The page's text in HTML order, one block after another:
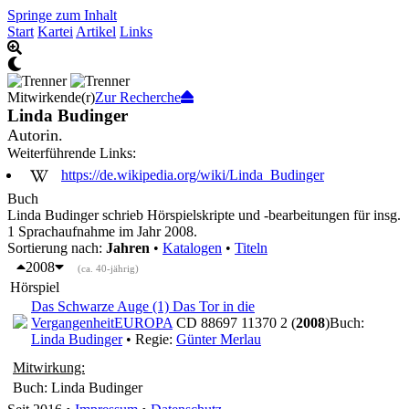
Springe zum Inhalt
Start Kartei Artikel Links
Mitwirkende(r)Zur Recherche
Linda Budinger
Autorin.
Weiterführende Links:
https://de.wikipedia.org/wiki/Linda_Budinger
Buch
Linda Budinger schrieb Hörspielskripte und -bearbeitungen für insg.
1 Sprachaufnahme im Jahr 2008.
Sortierung nach: Jahren • Katalogen • Titeln
2008
(ca. 40-jährig)
Hörspiel
Das Schwarze Auge (1) Das Tor in die
VergangenheitEUROPA CD 88697 11370 2 (2008)Buch:
Linda Budinger• Regie: Günter Merlau
Mitwirkung:
Buch: Linda Budinger